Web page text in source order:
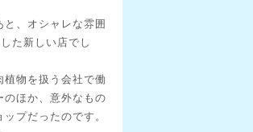
、オシャレな雰囲
た新しい店でし
物を扱う会社で働
のほか、意外なもの
プだったのです。